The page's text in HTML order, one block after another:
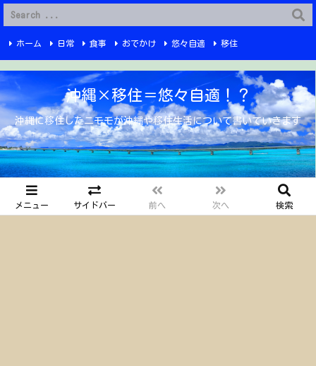
G-6Q4XPRWKWX
沖縄×移住＝悠々自適！？
沖縄に移住したニモモが沖縄や移住生活について書いていきます
メニュー サイドバー 前へ 次へ 検索
ホーム 日常 食事 おでかけ 悠々自適 移住
プライバシーポリシー YouTube